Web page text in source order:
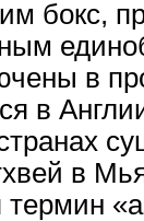
бокс,
в
в
в
термин